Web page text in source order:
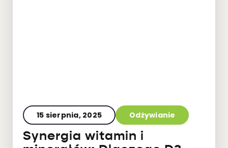
15 sierpnia, 2025 Odżywianie
Synergia witamin i